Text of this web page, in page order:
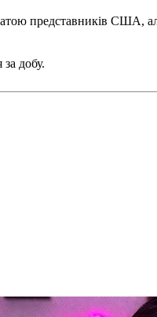
представників США,
добу.